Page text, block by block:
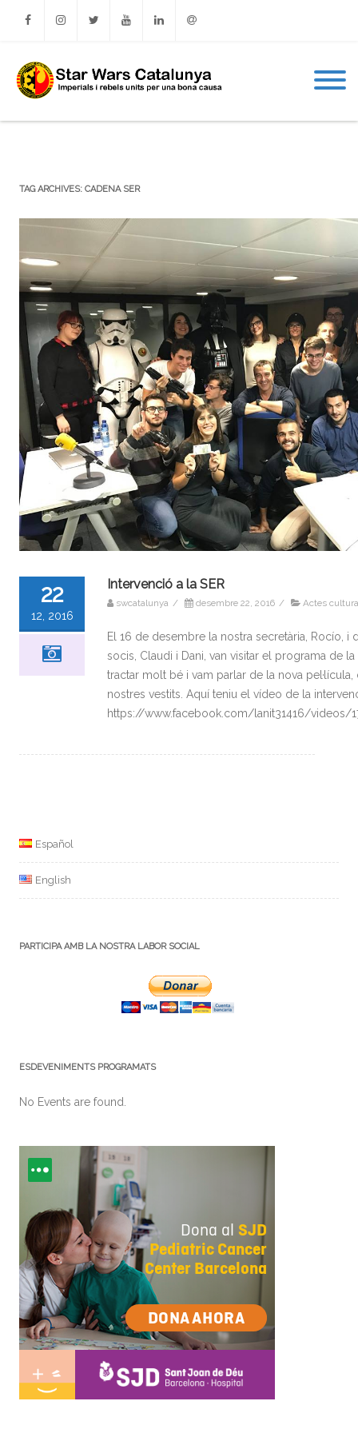
Facebook
TAG ARCHIVES: CADENA SER
22
12, 2016
Intervenció a la SER
swcatalunya / desembre 22, 2016 / Actes
El 16 de desembre la nostra secretària, Rocío, i
socis, Claudi i Dani, van visitar el programa de la
tractar molt bé i vam parlar de la nova pel·lícula,
nostres vestits. Aquí teniu el vídeo de la
https://www.facebook.com/lanit31416/videos/
Español
English
PARTICIPA AMB LA NOSTRA LABOR SOCIAL
ESDEVENIMENTS PROGRAMATS
No Events are found.